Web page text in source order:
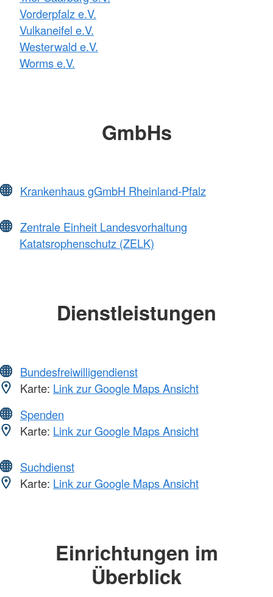
Vorderpfalz e.V.
Vulkaneifel e.V.
Westerwald e.V.
Worms e.V.
GmbHs
Krankenhaus gGmbH Rheinland-Pfalz
Zentrale Einheit Landesvorhaltung
Katatsrophenschutz (ZELK)
Dienstleistungen
Bundesfreiwilligendienst
Karte: Link zur Google Maps Ansicht
Spenden
Karte: Link zur Google Maps Ansicht
Suchdienst
Karte: Link zur Google Maps Ansicht
Einrichtungen im
Überblick